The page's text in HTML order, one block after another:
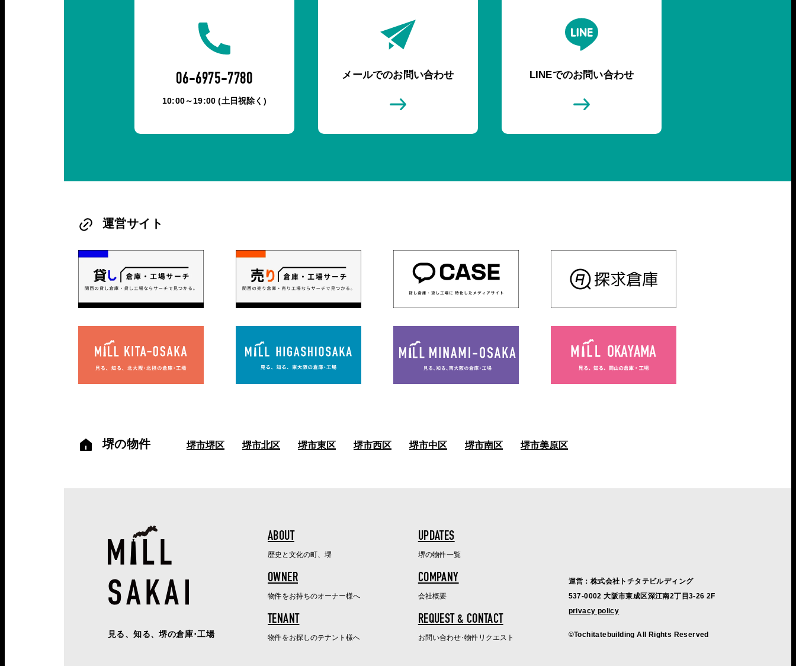
06-6975-7780
10:00～19:00 (土日祝除く)
メールでのお問い合わせ LINEでのお問い合わせ
運営サイト
堺の物件 堺市堺区 堺市北区 堺市東区 堺市西区 堺市中区 堺市南区 堺市美原区
見る、知る、堺の倉庫･工場
ABOUT
歴史と文化の町、堺
UPDATES
堺の物件一覧
OWNER
物件をお持ちのオーナー様へ
COMPANY
会社概要
TENANT
物件をお探しのテナント様へ
REQUEST & CONTACT
お問い合わせ･物件リクエスト
運営：株式会社トチタテビルディング
537-0002 大阪市東成区深江南2丁目3-26 2F
privacy policy
©Tochitatebuilding All Rights Reserved